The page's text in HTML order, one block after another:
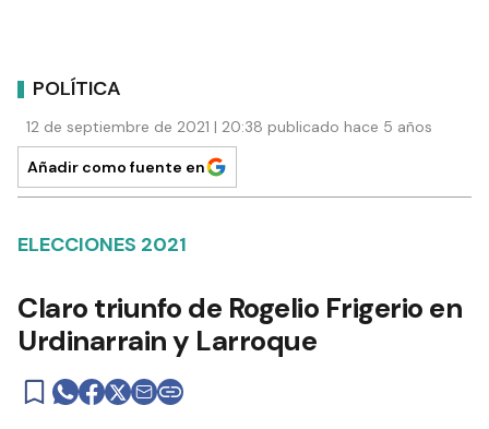
POLÍTICA
12 de septiembre de 2021 | 20:38 publicado hace 5 años
Añadir como fuente en
ELECCIONES 2021
Claro triunfo de Rogelio Frigerio en
Urdinarrain y Larroque